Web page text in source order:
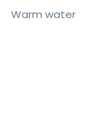
Warm water